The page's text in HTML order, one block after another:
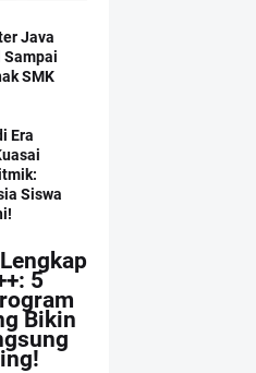
Java
Sampai
SMK
Era
Siswa
5
Bikin